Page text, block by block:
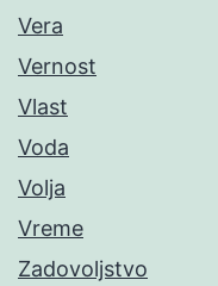
Vera
Vernost
Vlast
Voda
Volja
Vreme
Zadovoljstvo